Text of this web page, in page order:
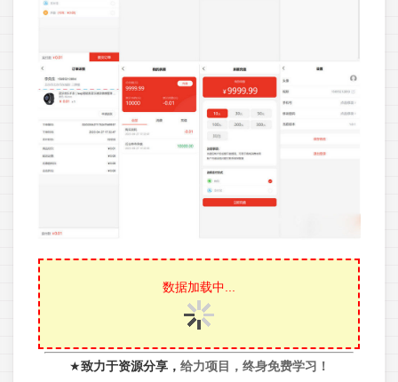
数据加载中...
★致力于资源分享， 给力项目，终身免费学习！